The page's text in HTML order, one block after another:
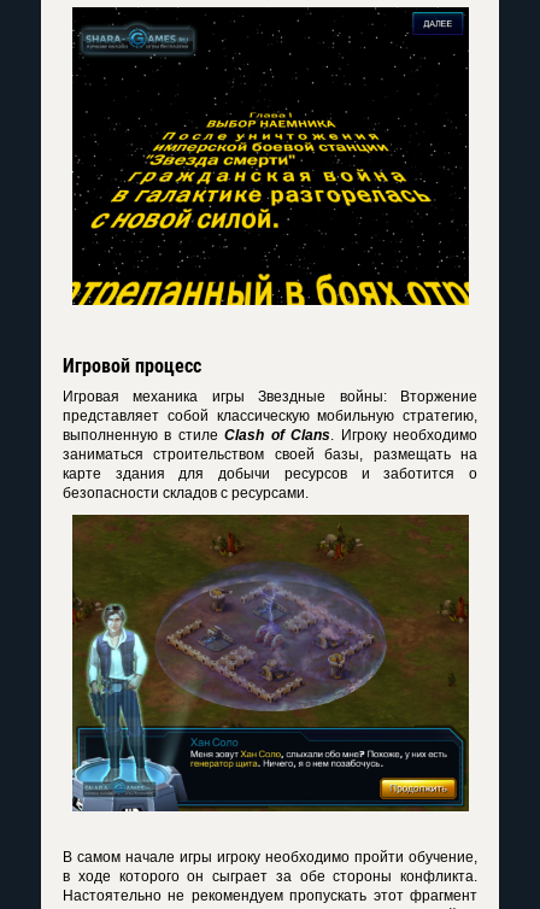
Игровой процесс
Игровая механика игры Звездные войны: Вторжение
представляет собой классическую мобильную стратегию,
выполненную в стилеClash of Clans . Игроку необходимо
заниматься строительством своей базы, размещать на
карте здания для добычи ресурсов и заботится о
безопасности складов с ресурсами.
В самом начале игры игроку необходимо пройти обучение,
в ходе которого он сыграет за обе стороны конфликта.
Настоятельно не рекомендуем пропускать этот фрагмент